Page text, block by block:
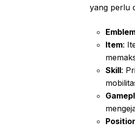
yang perlu
Item:
Skill: